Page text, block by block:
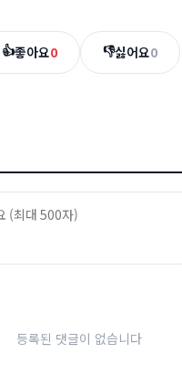
👍좋아요0 👎싫어요0
등록된 댓글이 없습니다